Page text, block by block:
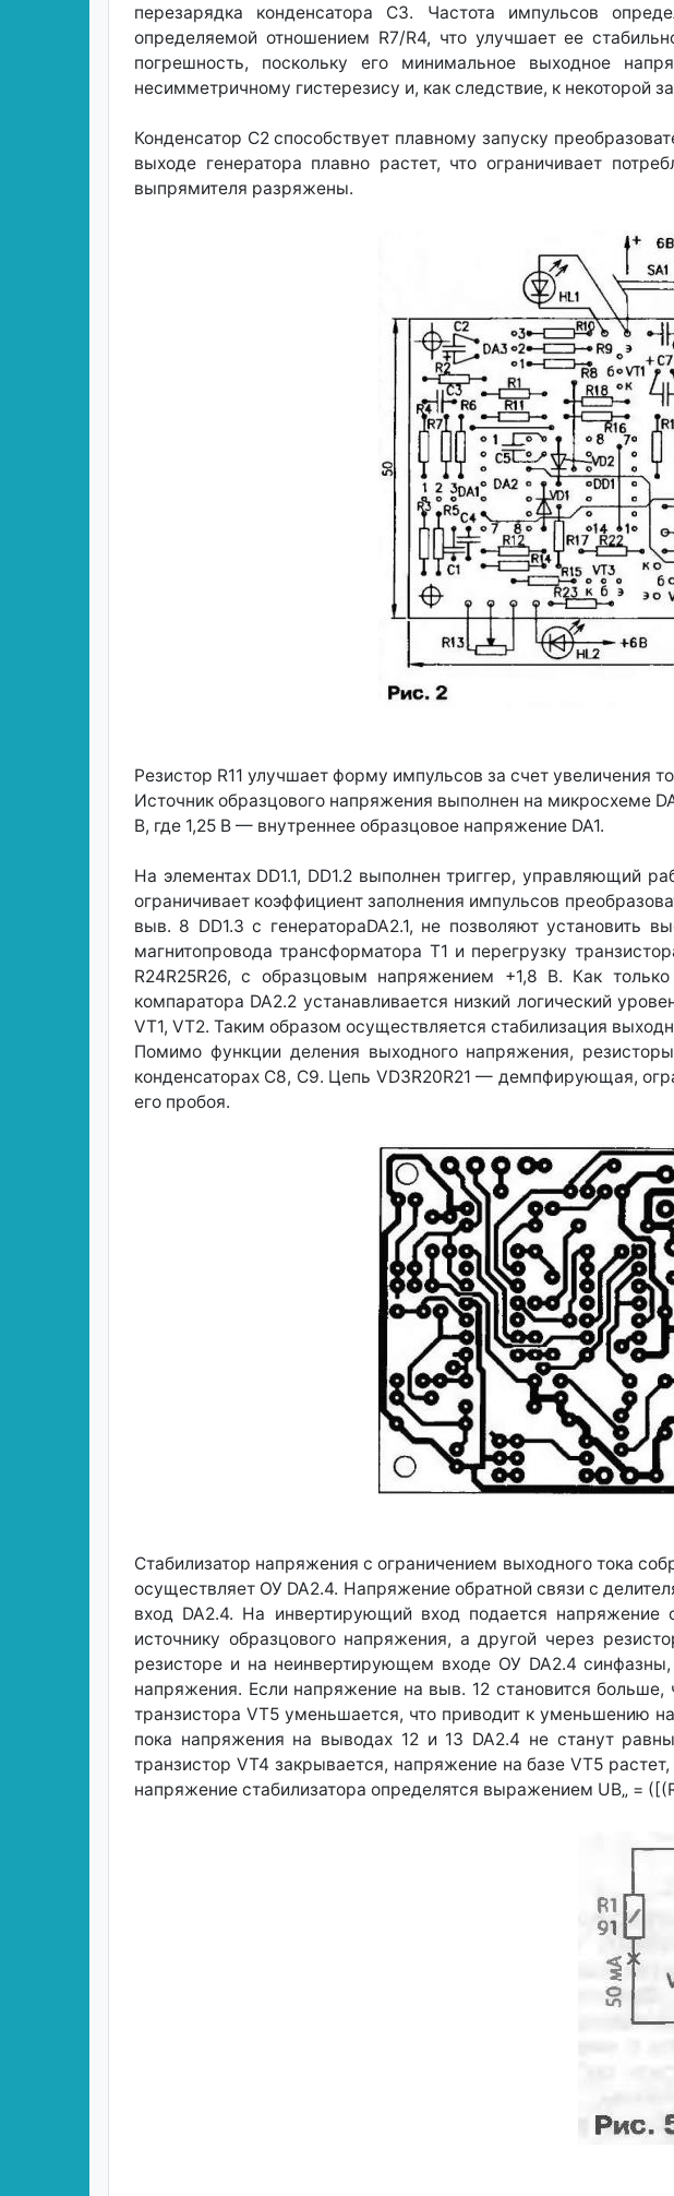
перезарядка конденсатора СЗ. Частота импульсов
определяемой отношением R7/R4, что улучшает ее
погрешность, поскольку его минимальное выходное
несимметричному гистерезису и, как следствие, к некоторой
Конденсатор С2 способствует плавному запуску
выходе генератора плавно растет, что ограничивает
выпрямителя разряжены.
Резистор R11 улучшает форму импульсов за счет увеличения
Источник образцового напряжения выполнен на микросхеме
В, где 1,25 В — внутреннее образцовое напряжение DA1.
На элементах DD1.1, DD1.2 выполнен триггер, управляющий
ограничивает коэффициент заполнения импульсов
выв. 8 DD1.3 с генератораDA2.1, не позволяют установить
магнитопровода трансформатора Т1 и перегрузку
R24R25R26, с образцовым напряжением +1,8 В. Как
компаратора DA2.2 устанавливается низкий логический
VT1, VT2. Таким образом осуществляется стабилизация
Помимо функции деления выходного напряжения,
конденсаторах С8, С9. Цепь VD3R20R21 — демпфирующая,
его пробоя.
Стабилизатор напряжения с ограничением выходного тока
осуществляет ОУ DA2.4. Напряжение обратной связи с
вход DA2.4. На инвертирующий вход подается
источнику образцового напряжения, а другой через
резисторе и на неинвертирующем входе ОУ DA2.4
напряжения. Если напряжение на выв. 12 становится
транзистора VT5 уменьшается, что приводит к уменьшению
пока напряжения на выводах 12 и 13 DA2.4 не станут
транзистор VT4 закрывается, напряжение на базе VT5
напряжение стабилизатора определятся выражением UB„ =